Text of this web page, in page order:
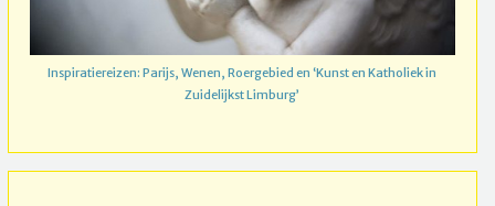
Inspiratiereizen: Parijs, Wenen, Roergebied en ‘Kunst en Katholiek in
Zuidelijkst Limburg’